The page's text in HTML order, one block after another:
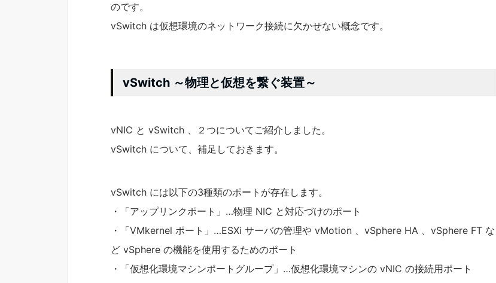
のです。
vSwitch は仮想環境のネットワーク接続に欠かせない概念です。
vSwitch ～物理と仮想を繋ぐ装置～
vNIC と vSwitch 、２つについてご紹介しました。
vSwitch について、補足しておきます。
vSwitch には以下の3種類のポートが存在します。
・「アップリンクポート」…物理 NIC と対応づけのポート
・「VMkernel ポート」…ESXi サーバの管理や vMotion 、vSphere HA 、vSphere FT な
ど vSphere の機能を使用するためのポート
・「仮想化環境マシンポートグループ」…仮想化環境マシンの vNIC の接続用ポート